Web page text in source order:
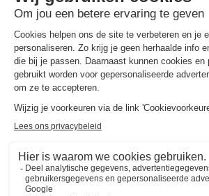
Vodatent Charmecamping Domaine Bleu Celeste
Couleuvre
Safaritent 4 personen
Van 9 tot 12 sep, 3 nachten,
€ 235